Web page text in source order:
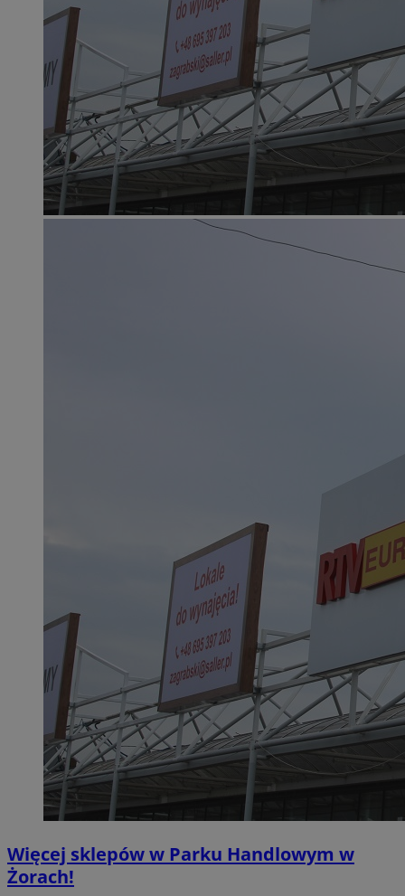
Więcej sklepów w Parku Handlowym w
Żorach!